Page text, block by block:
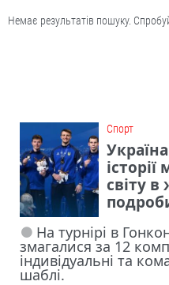
Немає результатів пошуку.
Cпорт
світу в
На турнірі в
змагалися за 12
індивідуальні та
шаблі.